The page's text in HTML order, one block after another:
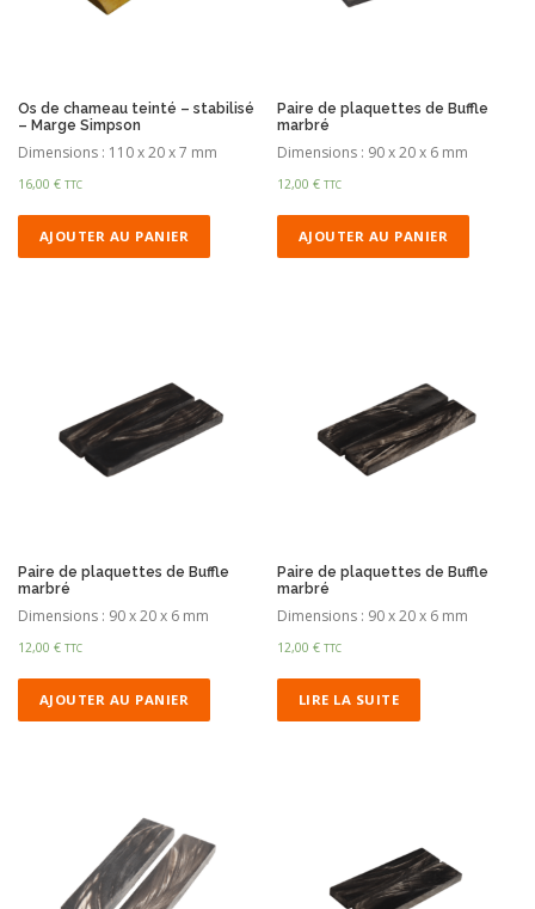
Os de chameau teinté – stabilisé
– Marge Simpson
Dimensions : 110 x 20 x 7 mm
16,00 € TTC
AJOUTER AU PANIER
Paire de plaquettes de Buffle
marbré
Dimensions : 90 x 20 x 6 mm
12,00€ TTC
AJOUTER AU PANIER
Paire de plaquettes de Buffle
marbré
Dimensions : 90 x 20 x 6 mm
12,00 € TTC
AJOUTER AU PANIER
Paire de plaquettes de Buffle
marbré
Dimensions : 90 x 20 x 6 mm
12,00€ TTC
LIRE LA SUITE